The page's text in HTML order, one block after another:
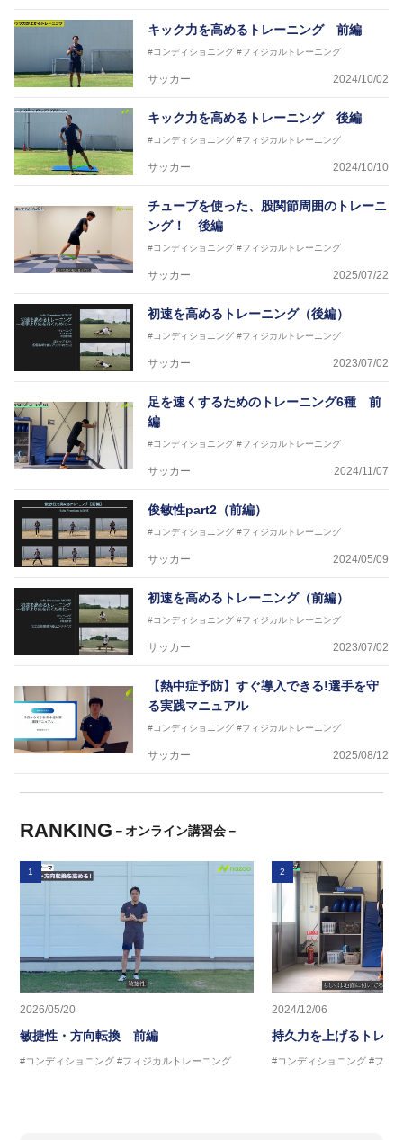
キック力を高めるトレーニング 前編
#コンディショニング #フィジカルトレーニング
サッカー 2024/10/02
キック力を高めるトレーニング 後編
#コンディショニング #フィジカルトレーニング
サッカー 2024/10/10
チューブを使った、股関節周囲のトレーニ
ング！ 後編
#コンディショニング #フィジカルトレーニング
サッカー 2025/07/22
初速を高めるトレーニング（後編）
#コンディショニング #フィジカルトレーニング
サッカー 2023/07/02
足を速くするためのトレーニング6種 前
編
#コンディショニング #フィジカルトレーニング
サッカー 2024/11/07
俊敏性part2（前編）
#コンディショニング #フィジカルトレーニング
サッカー 2024/05/09
初速を高めるトレーニング（前編）
#コンディショニング #フィジカルトレーニング
サッカー 2023/07/02
【熱中症予防】すぐ導入できる!選手を守
る実践マニュアル
#コンディショニング #フィジカルトレーニング
サッカー 2025/08/12
RANKING －オンライン講習会－
1
2026/05/20
敏捷性・方向転換 前編
#コンディショニング #フィジカルトレーニング
2
2024/12/06
持久力を上げるトレ
#コンディショニング #フィ